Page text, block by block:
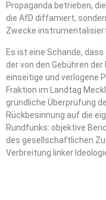
Propaganda betrieben,
die AfD diffamiert,
Zwecke
Es ist eine Schande,
der von den Gebühren
einseitige und verlogene
Fraktion im Landtag
gründliche Überprüfung
Rückbesinnung auf die
Rundfunks: objektive
des gesellschaftlichen
Verbreitung linker